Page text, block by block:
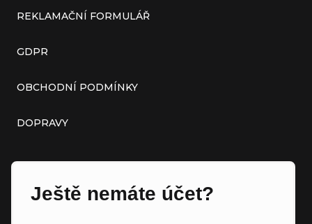
REKLAMAČNÍ FORMULÁŘ
GDPR
OBCHODNÍ PODMÍNKY
DOPRAVY
Ještě nemáte účet?